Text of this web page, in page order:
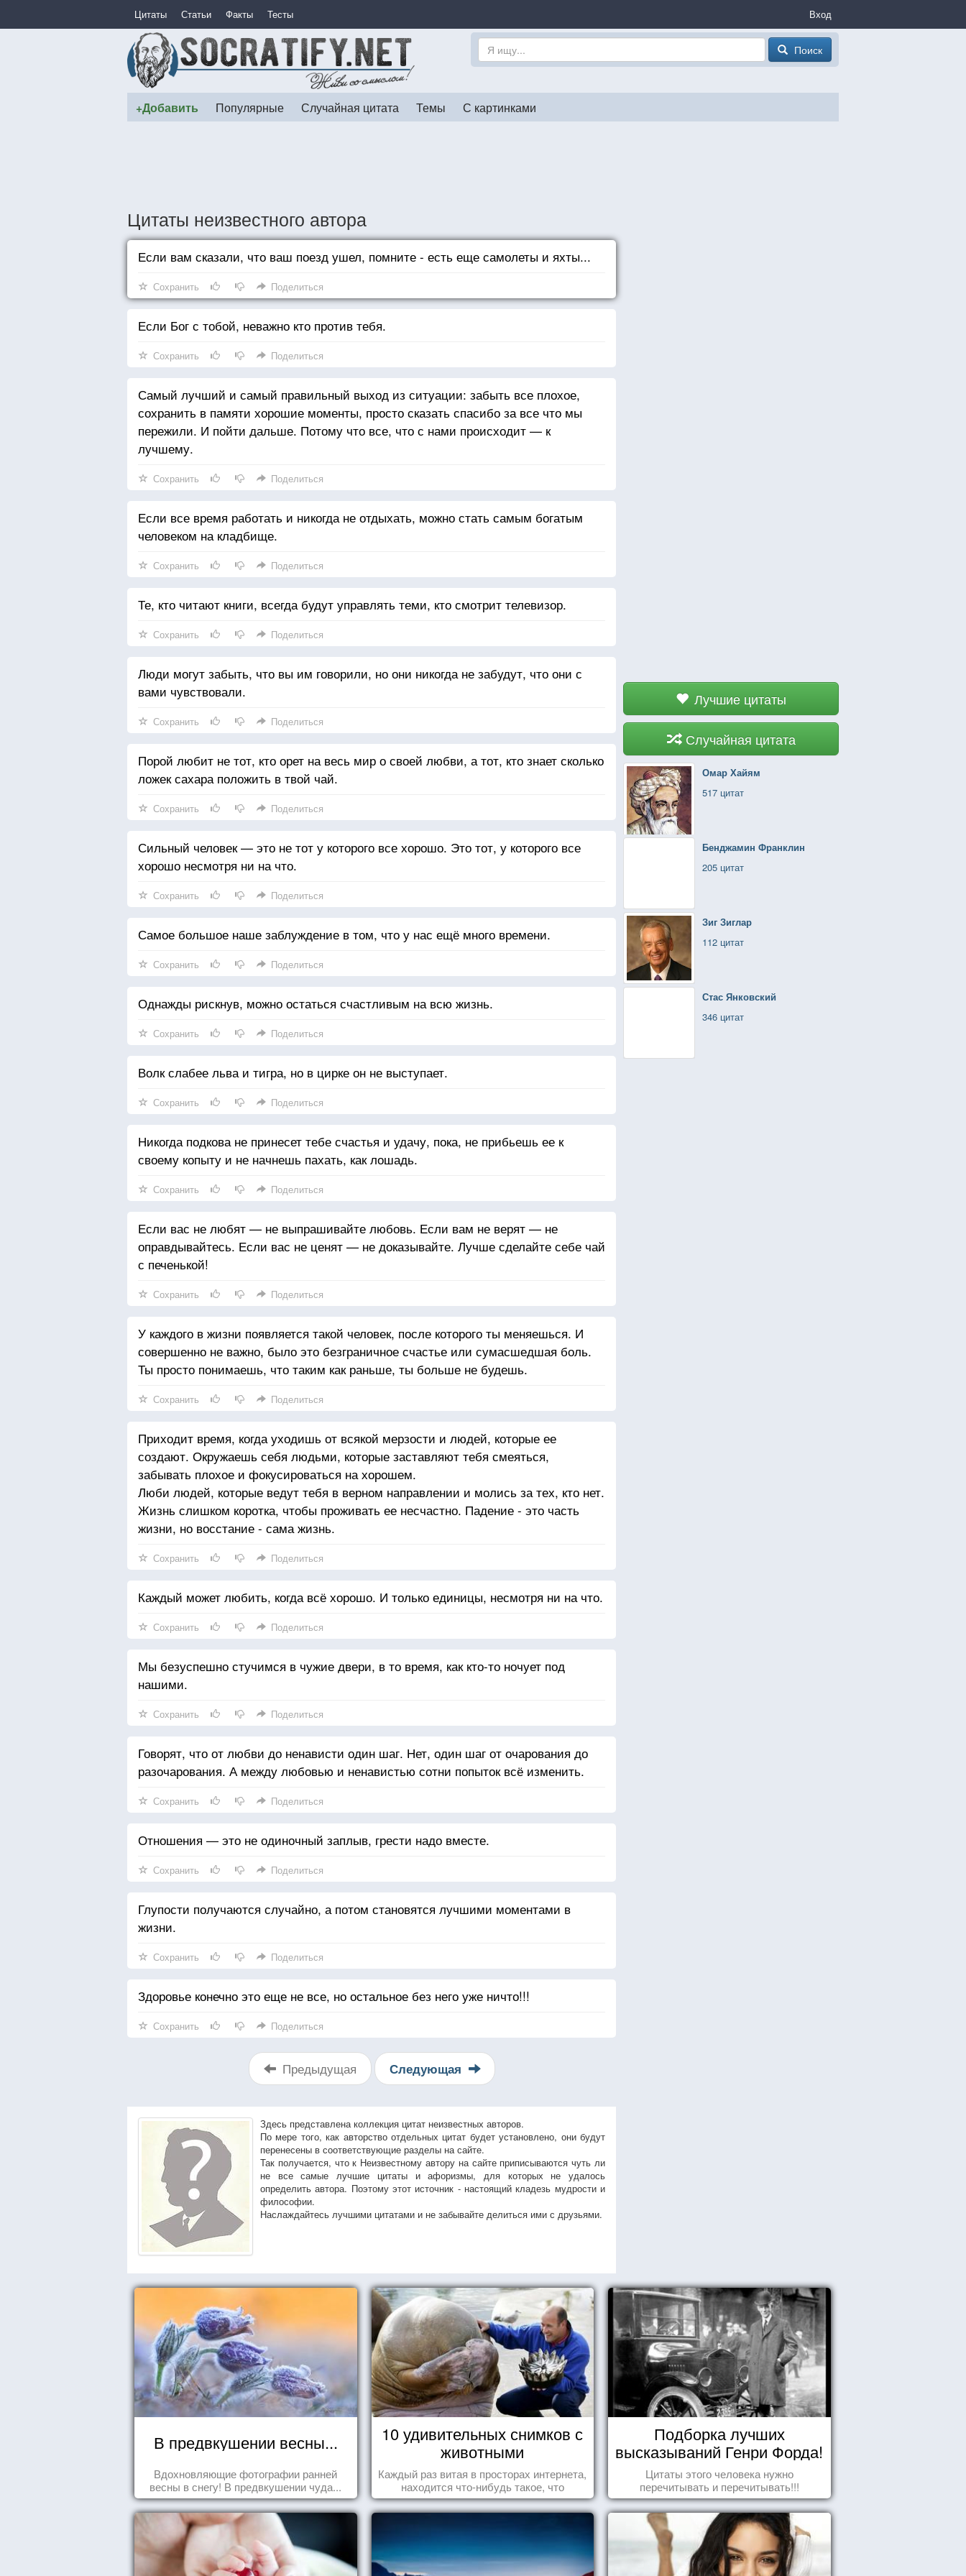
Цитаты Статьи Факты Тесты Вход
Поиск
+Добавить Популярные Случайная цитата Темы С картинками
Цитаты неизвестного автора
Лучшие цитаты
Случайная цитата
Омар Хайям
517 цитат
Бенджамин Франклин
205 цитат
Зиг Зиглар
112 цитат
Стас Янковский
346 цитат
Если вам сказали, что ваш поезд ушел, помните - есть еще самолеты и яхты...
Сохранить Поделиться
Если Бог с тобой, неважно кто против тебя.
Сохранить Поделиться
Самый лучший и самый правильный выход из ситуации: забыть все плохое,
сохранить в памяти хорошие моменты, просто сказать спасибо за все что мы
пережили. И пойти дальше. Потому что все, что с нами происходит — к
лучшему.
Сохранить Поделиться
Если все время работать и никогда не отдыхать, можно стать самым богатым
человеком на кладбище.
Сохранить Поделиться
Те, кто читают книги, всегда будут управлять теми, кто смотрит телевизор.
Сохранить Поделиться
Люди могут забыть, что вы им говорили, но они никогда не забудут, что они с
вами чувствовали.
Сохранить Поделиться
Порой любит не тот, кто орет на весь мир о своей любви, а тот, кто знает сколько
ложек сахара положить в твой чай.
Сохранить Поделиться
Сильный человек — это не тот у которого все хорошо. Это тот, у которого все
хорошо несмотря ни на что.
Сохранить Поделиться
Самое большое наше заблуждение в том, что у нас ещё много времени.
Сохранить Поделиться
Однажды рискнув, можно остаться счастливым на всю жизнь.
Сохранить Поделиться
Волк слабее льва и тигра, но в цирке он не выступает.
Сохранить Поделиться
Никогда подкова не принесет тебе счастья и удачу, пока, не прибьешь ее к
своему копыту и не начнешь пахать, как лошадь.
Сохранить Поделиться
Если вас не любят — не выпрашивайте любовь. Если вам не верят — не
оправдывайтесь. Если вас не ценят — не доказывайте. Лучше сделайте себе чай
с печенькой!
Сохранить Поделиться
У каждого в жизни появляется такой человек, после которого ты меняешься. И
совершенно не важно, было это безграничное счастье или сумасшедшая боль.
Ты просто понимаешь, что таким как раньше, ты больше не будешь.
Сохранить Поделиться
Приходит время, когда уходишь от всякой мерзости и людей, которые ее
создают. Окружаешь себя людьми, которые заставляют тебя смеяться,
забывать плохое и фокусироваться на хорошем.
Люби людей, которые ведут тебя в верном направлении и молись за тех, кто нет.
Жизнь слишком коротка, чтобы проживать ее несчастно. Падение - это часть
жизни, но восстание - сама жизнь.
Сохранить Поделиться
Каждый может любить, когда всё хорошо. И только единицы, несмотря ни на что.
Сохранить Поделиться
Мы безуспешно стучимся в чужие двери, в то время, как кто-то ночует под
нашими.
Сохранить Поделиться
Говорят, что от любви до ненависти один шаг. Нет, один шаг от очарования до
разочарования. А между любовью и ненавистью сотни попыток всё изменить.
Сохранить Поделиться
Отношения — это не одиночный заплыв, грести надо вместе.
Сохранить Поделиться
Глупости получаются случайно, а потом становятся лучшими моментами в
жизни.
Сохранить Поделиться
Здоровье конечно это еще не все, но остальное без него уже ничто!!!
Сохранить Поделиться
Предыдущая Следующая
Здесь представлена коллекция цитат неизвестных авторов.
По мере того, как авторство отдельных цитат будет установлено, они будут
перенесены в соответствующие разделы на сайте.
Так получается, что к Неизвестному автору на сайте приписываются чуть ли
не все самые лучшие цитаты и афоризмы, для которых не удалось
определить автора. Поэтому этот источник - настоящий кладезь мудрости и
философии.
Наслаждайтесь лучшими цитатами и не забывайте делиться ими с друзьями.
В предвкушении весны...
Вдохновляющие фотографии ранней
весны в снегу! В предвкушении чуда...
10 удивительных снимков с
животными
Каждый раз витая в просторах интернета,
находится что-нибудь такое, что
заставляет улыбнуться, удивиться,
восхититься...
Подборка лучших
высказываний Генри Форда!
Цитаты этого человека нужно
перечитывать и перечитывать!!!